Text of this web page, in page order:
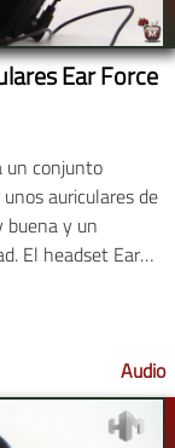
Ear Force
un conjunto
auriculares de
buena y un
El headset Ear
Audio